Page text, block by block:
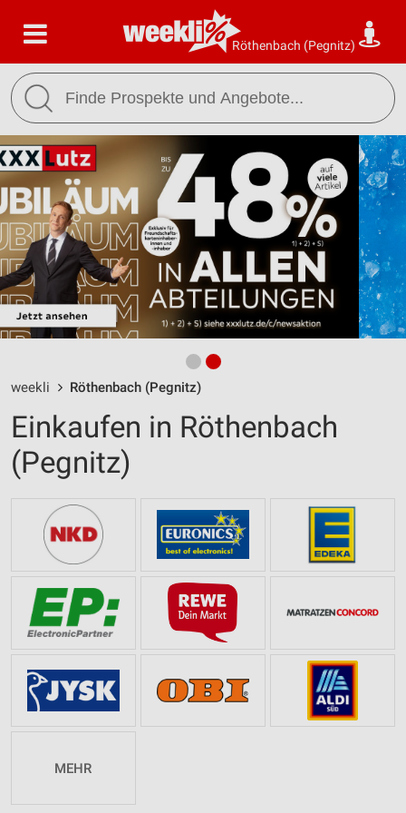
Röthenbach (Pegnitz)
weekli Röthenbach (Pegnitz)
Einkaufen in Röthenbach
(Pegnitz)
MEHR